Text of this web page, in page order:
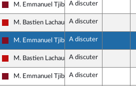
Gauche Démocrate et Républicaine
M. Emmanuel TjibaouA discuter
La France insoumise - Nouveau Front
M. Bastien Lachaud A discuter
Gauche Démocrate et Républicaine
M. Emmanuel TjibaouA discuter
La France insoumise - Nouveau Front
M. Bastien Lachaud A discuter
Gauche Démocrate et Républicaine
M. Emmanuel TjibaouA discuter